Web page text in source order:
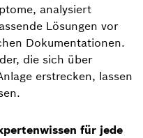
analysiert
Lösungen vor
Dokumentationen.
die sich über
erstrecken, lassen
für jede